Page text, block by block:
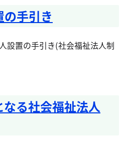
手引き
設置の手引き(社会福祉法人制
る社会福祉法人